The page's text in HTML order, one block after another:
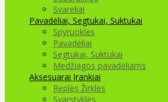
Svareliai
Pavadėliai, Segtukai, Suktukai
Spyruoklės
Pavadėliai
Segtukai, Suktukai
Medžiagos pavadėliams
Aksesuarai Įrankiai
Replės Žirklės
Svarstyklės